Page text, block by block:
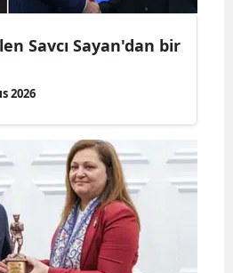
Çanakkale
Denizli
Diyarbakır
Edirne
Elazığ
Savcı Sayan'dan bir
2026